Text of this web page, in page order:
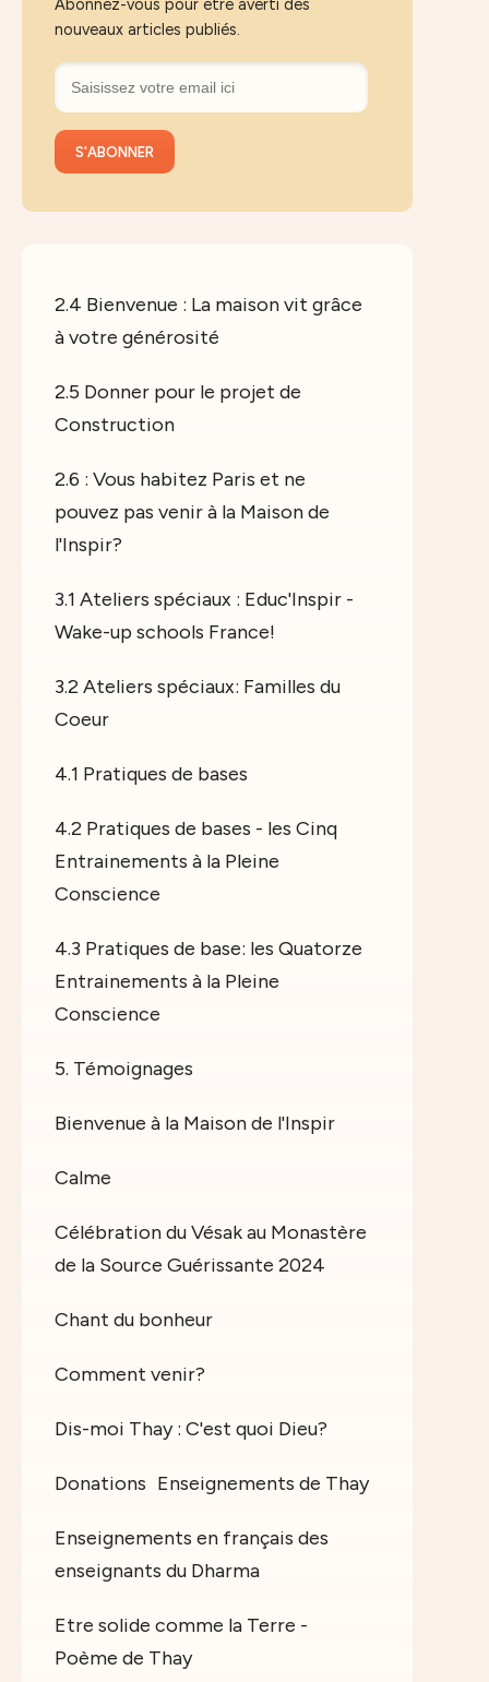
Abonnez-vous pour être averti des
nouveaux articles publiés.
2.4 Bienvenue : La maison vit grâce
à votre générosité
2.5 Donner pour le projet de
Construction
2.6 : Vous habitez Paris et ne
pouvez pas venir à la Maison de
l'Inspir?
3.1 Ateliers spéciaux : Educ'Inspir -
Wake-up schools France!
3.2 Ateliers spéciaux: Familles du
Coeur
4.1 Pratiques de bases
4.2 Pratiques de bases - les Cinq
Entrainements à la Pleine
Conscience
4.3 Pratiques de base: les Quatorze
Entrainements à la Pleine
Conscience
5. Témoignages
Bienvenue à la Maison de l'Inspir
Calme
Célébration du Vésak au Monastère
de la Source Guérissante 2024
Chant du bonheur
Comment venir?
Dis-moi Thay : C'est quoi Dieu?
Donations Enseignements de Thay
Enseignements en français des
enseignants du Dharma
Etre solide comme la Terre -
Poème de Thay